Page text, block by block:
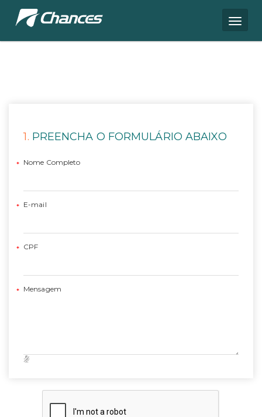
PREENCHA O FORMULÁRIO ABAIXO
Nome Completo
E-mail
CPF
Mensagem